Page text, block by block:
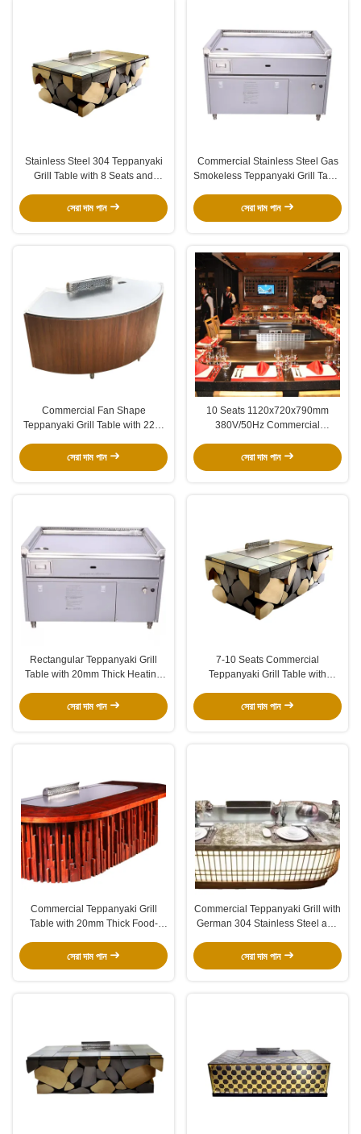
Stainless Steel 304 Teppanyaki
Grill Table with 8 Seats and
Grade Special Alloy Steel
সেরা দাম পান
Commercial Stainless Steel Gas
Smokeless Teppanyaki Grill Table
240V/380V Voltage
সেরা দাম পান
Commercial Fan Shape
Teppanyaki Grill Table with 220-
Restaurant & Hotel
সেরা দাম পান
10 Seats 1120x720x790mm
380V/50Hz Commercial
Stainless Steel 304 Construction
সেরা দাম পান
Rectangular Teppanyaki Grill
Table with 20mm Thick Heating
সেরা দাম পান
7-10 Seats Commercial
Teppanyaki Grill Table with
240V/380V for Restaurants
সেরা দাম পান
Commercial Teppanyaki Grill
Table with 20mm Thick Food-
mm and 8kw Power
সেরা দাম পান
Commercial Teppanyaki Grill with
German 304 Stainless Steel and
2200*850*800 mm Size
সেরা দাম পান